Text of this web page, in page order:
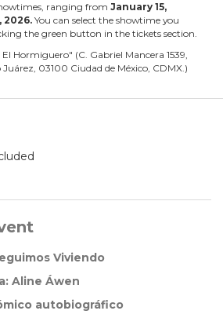
ranging from January 15,
, 2026. You can select the showtime you
the green button in the tickets section.
Hormiguero" (C. Gabriel Mancera 1539,
Juárez, 03100 Ciudad de México, CDMX.)
Viviendo
Aline Áwen
autobiográfico